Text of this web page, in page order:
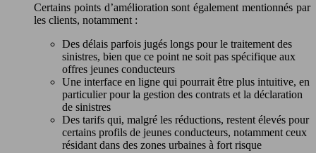
Certains points d’amélioration sont également mentionnés par
les clients, notamment :
Des délais parfois jugés longs pour le traitement des
sinistres, bien que ce point ne soit pas spécifique aux
offres jeunes conducteurs
Une interface en ligne qui pourrait être plus intuitive, en
particulier pour la gestion des contrats et la déclaration
de sinistres
Des tarifs qui, malgré les réductions, restent élevés pour
certains profils de jeunes conducteurs, notamment ceux
résidant dans des zones urbaines à fort risque